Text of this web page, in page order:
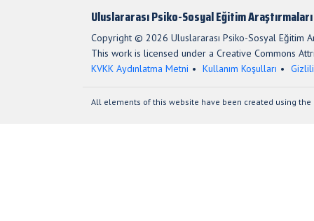
Uluslararası Psiko-Sosyal Eğitim
Copyright © 2026 Uluslararası Psiko-Sosyal Eğitim
This work is licensed under a Creative Commons
KVKK Aydınlatma Metni
Kullanım Koşulları
All elements of this website have been created using the